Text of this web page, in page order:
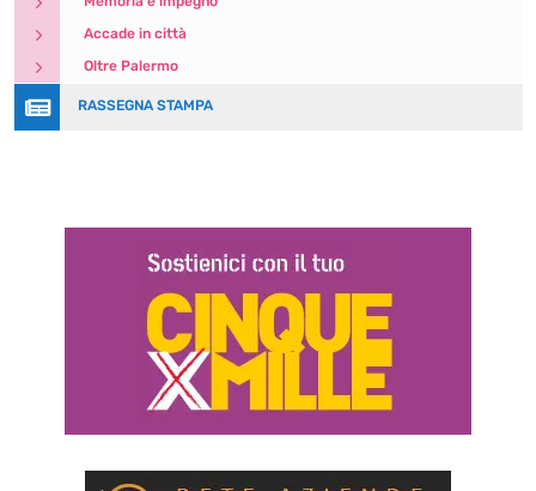
5 Accade in città
5 Oltre Palermo
 RASSEGNA STAMPA